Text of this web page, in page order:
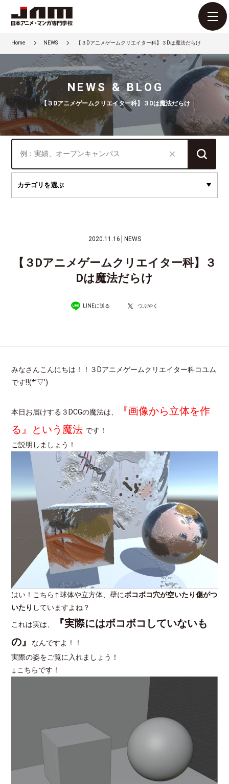
Home NEWS 【３Dアニメゲームクリエイター科】３Dは魔法だらけ
NEWS & BLOG
【３Dアニメゲームクリエイター科】３Dは魔法だらけ
2020.11.16 NEWS
【３Dアニメゲームクリエイター科】３
Dは魔法だらけ
LINEに送る つぶやく
みなさんこんにちは！！３Dアニメゲームクリエイター科コユム
です‼(*’▽’)
本日お届けする３DCGの魔法は、
『画像から立体を作
る』という魔法 です！
ご説明しましょう！
はい！こちら↑球体や立方体、壁にボコボコ穴が空いたり傷がつ
いたり していますよね？
これは実は、
『実際にはボコボコしていないも
の』
なんですよ！！
実際の姿をご覧に入れましょう！
↓こちらです！